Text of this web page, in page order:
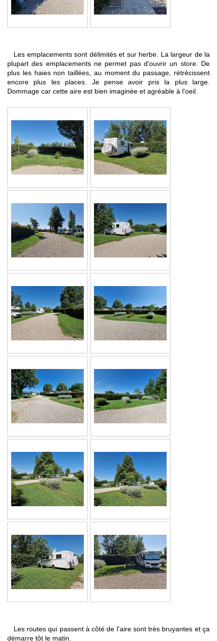
Les emplacements sont délimités et sur herbe. La largeur de la
plupart des emplacements ne permet pas d'ouvrir un store. De
plus les haies non taillées, au moment du passage, rétrécissent
encore plus les places. Je pense avoir pris la plus large.
Dommage car cette aire est bien imaginée et agréable à l'oeil.
Les routes qui passent à côté de l'aire sont très bruyantes et ça
démarre tôt le matin.